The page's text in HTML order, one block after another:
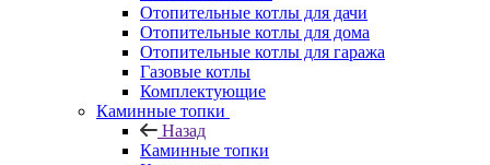
Отопительные котлы для дачи
Отопительные котлы для дома
Отопительные котлы для гаража
Газовые котлы
Комплектующие
Каминные топки
Назад
Каминные топки